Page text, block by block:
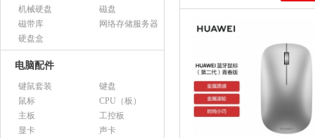
机械硬盘
磁盘
磁带库
网络存储服务器
硬盘盒
电脑配件
键鼠套装
键盘
鼠标
CPU（板）
主板
工控板
显卡
声卡